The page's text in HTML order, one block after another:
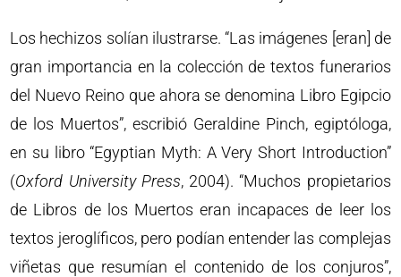
Los hechizos solían ilustrarse. “Las imágenes [eran] de
gran importancia en la colección de textos funerarios
del Nuevo Reino que ahora se denomina Libro Egipcio
de los Muertos”, escribió Geraldine Pinch, egiptóloga,
en su libro “Egyptian Myth: A Very Short Introduction”
(Oxford University Press, 2004). “Muchos propietarios
de Libros de los Muertos eran incapaces de leer los
textos jeroglíficos, pero podían entender las complejas
viñetas que resumían el contenido de los conjuros”,